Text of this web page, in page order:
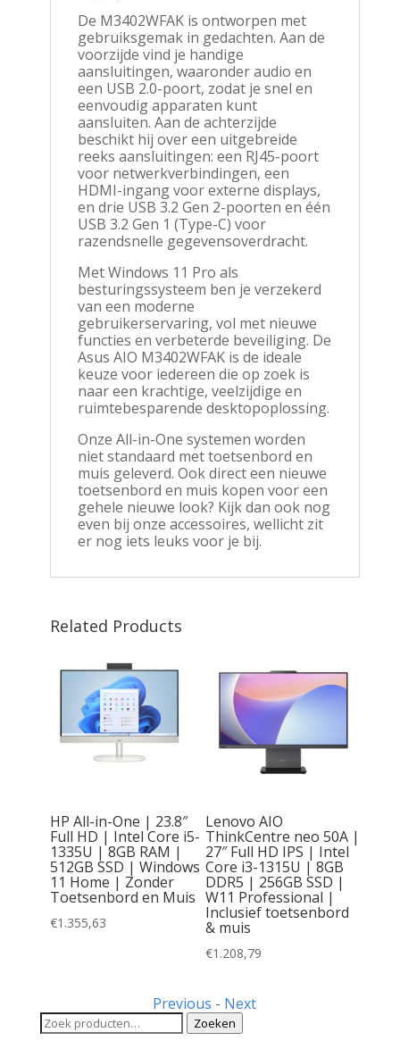
De M3402WFAK is ontworpen met
gebruiksgemak in gedachten. Aan de
voorzijde vind je handige
aansluitingen, waaronder audio en
een USB 2.0-poort, zodat je snel en
eenvoudig apparaten kunt
aansluiten. Aan de achterzijde
beschikt hij over een uitgebreide
reeks aansluitingen: een RJ45-poort
voor netwerkverbindingen, een
HDMI-ingang voor externe displays,
en drie USB 3.2 Gen 2-poorten en één
USB 3.2 Gen 1 (Type-C) voor
razendsnelle gegevensoverdracht.
Met Windows 11 Pro als
besturingssysteem ben je verzekerd
van een moderne
gebruikerservaring, vol met nieuwe
functies en verbeterde beveiliging. De
Asus AIO M3402WFAK is de ideale
keuze voor iedereen die op zoek is
naar een krachtige, veelzijdige en
ruimtebesparende desktopoplossing.
Onze All-in-One systemen worden
niet standaard met toetsenbord en
muis geleverd. Ook direct een nieuwe
toetsenbord en muis kopen voor een
gehele nieuwe look? Kijk dan ook nog
even bij onze accessoires, wellicht zit
er nog iets leuks voor je bij.
Related Products
HP All-in-One | 23.8″
Full HD | Intel Core i5-
1335U | 8GB RAM |
512GB SSD | Windows
11 Home | Zonder
Toetsenbord en Muis
€1.355,63
Lenovo AIO
ThinkCentre neo 50A |
27″ Full HD IPS | Intel
Core i3-1315U | 8GB
DDR5 | 256GB SSD |
W11 Professional |
Inclusief toetsenbord
& muis
€1.208,79
Previous - Next
Zoeken
naar:
Zoeken